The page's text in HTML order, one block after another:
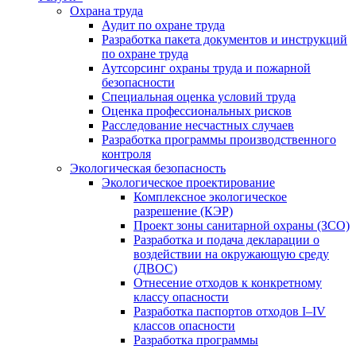
Охрана труда
Аудит по охране труда
Разработка пакета документов и инструкций
по охране труда
Аутсорсинг охраны труда и пожарной
безопасности
Специальная оценка условий труда
Оценка профессиональных рисков
Расследование несчастных случаев
Разработка программы производственного
контроля
Экологическая безопасность
Экологическое проектирование
Комплексное экологическое
разрешение (КЭР)
Проект зоны санитарной охраны (ЗСО)
Разработка и подача декларации о
воздействии на окружающую среду
(ДВОС)
Отнесение отходов к конкретному
классу опасности
Разработка паспортов отходов I–IV
классов опасности
Разработка программы